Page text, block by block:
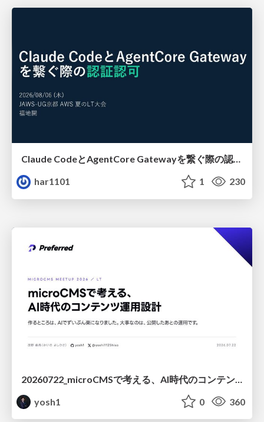
Claude CodeとAgentCore Gatewayを繋ぐ際の認証認可 / Authentication and authorization when connecting Claude Code with AgentCore Gateway
har1101
1 230
yosh1
0 360